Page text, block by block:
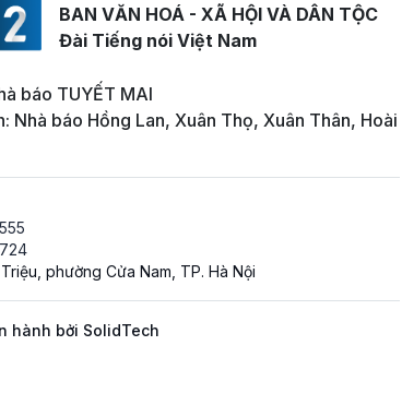
BAN VĂN HOÁ - XÃ HỘI VÀ DÂN TỘC
Đài Tiếng nói Việt Nam
báo TUYẾT MAI
Nhà báo Hồng Lan, Xuân Thọ, Xuân Thân, Hoài
phường Cửa Nam, TP. Hà Nội
hành bởi SolidTech